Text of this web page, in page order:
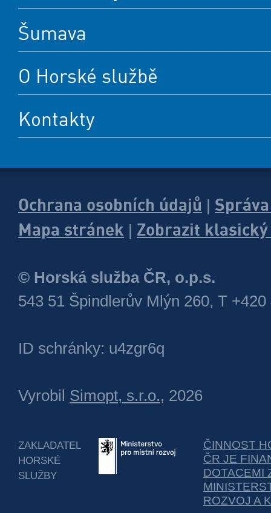
Šumava
O Horské službě
Kontakty
Ochrana osobních údajů
Mapa stránek
Zobrazit
© Horská služba ČR, o.p.s.
543 51 Špindlerův Mlýn 260, T +420
ID schránky: u4zgr6q
Vyrobil Simopt, s.r.o., 2026
ZAKLADATEL
HORSKÉ
SLUŽBY
ČINNOST
ČR JE
DOTACEMI
ROZVOJ A